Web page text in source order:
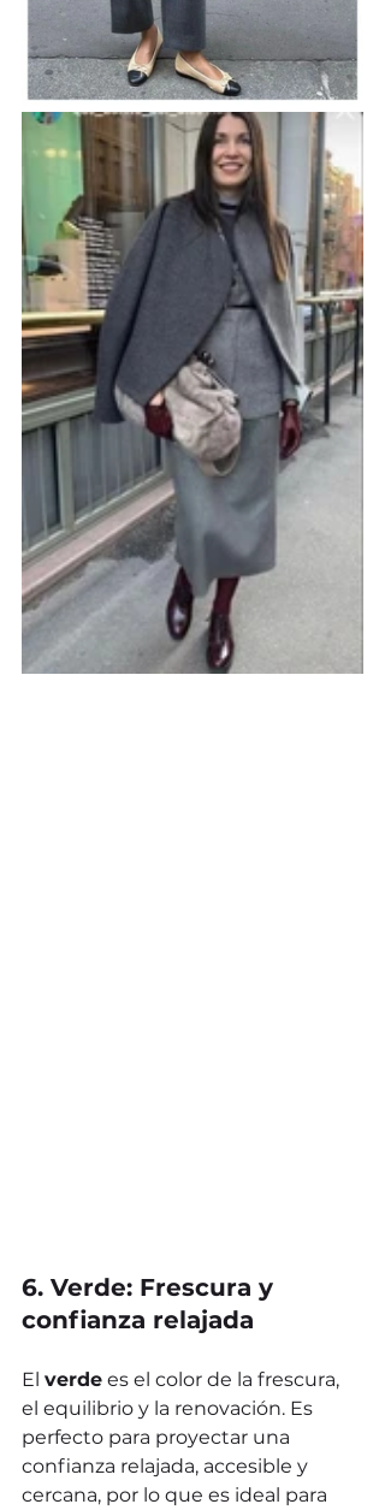
6. Verde: Frescura y
confianza relajada
El verde es el color de la frescura,
el equilibrio y la renovación. Es
perfecto para proyectar una
confianza relajada, accesible y
cercana, por lo que es ideal para